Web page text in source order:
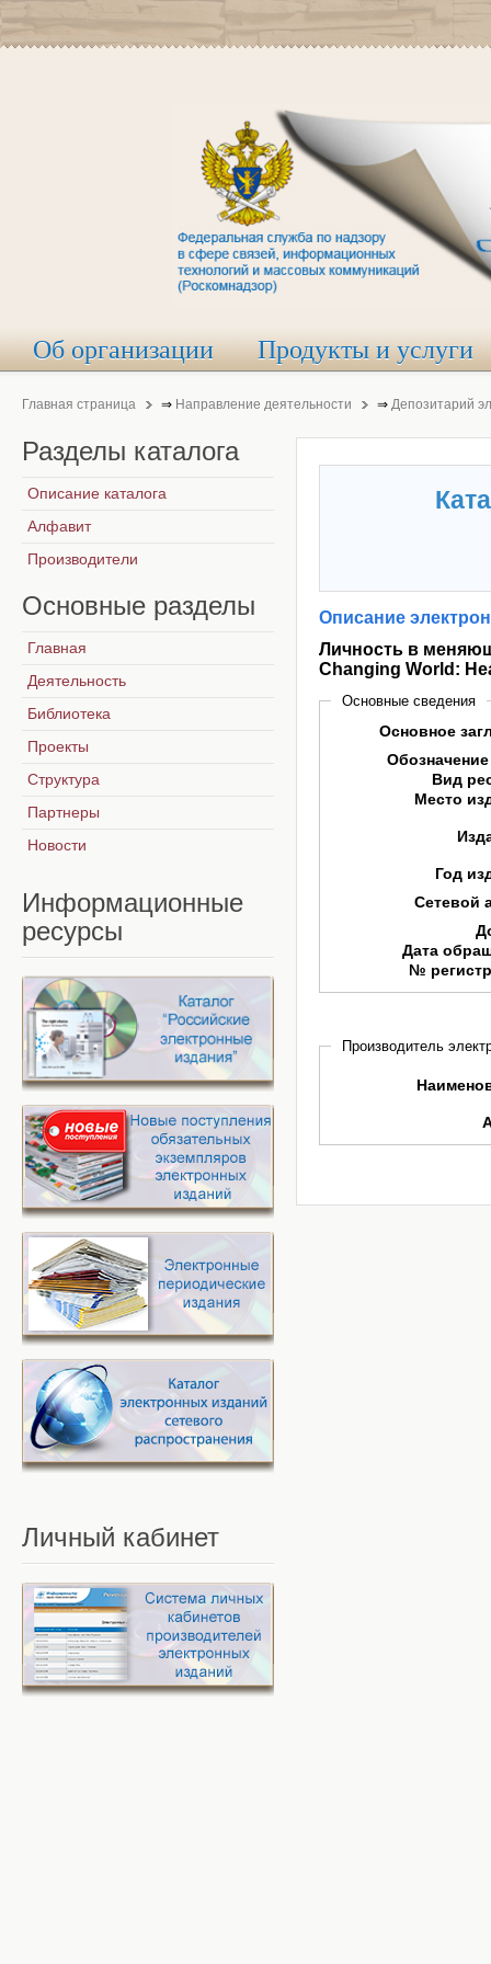
Об организации Продукты и услуги
Главная страница ⇒ Направление деятельности ⇒ Депозитарий
Описание
Личность в
Changing World:
Основные сведения
Основное
Вид
Место
Год
Сетевой
Дата
№
Производитель
Разделы каталога
Описание каталога
Алфавит
Производители
Основные разделы
Главная
Деятельность
Библиотека
Проекты
Структура
Партнеры
Новости
Информационные
ресурсы
Личный кабинет